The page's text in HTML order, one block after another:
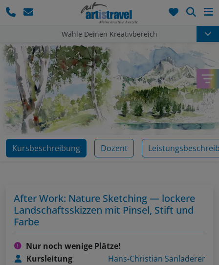
Wähle Deinen Kreativbereich
Kursbeschreibung Dozent
After Work: Nature Sketching — lockere
Landschaftsskizzen mit Pinsel, Stift und
Farbe
Nur noch wenige Plätze!
Kursleitung
Hans-Christian Sanladerer